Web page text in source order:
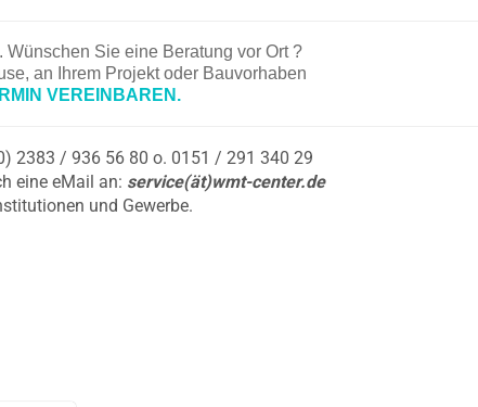
Sie eine Beratung vor Ort ?
an Ihrem Projekt oder Bauvorhaben
VEREINBAREN.
2383 / 936 56 80 o. 0151 / 291 340 29
eine eMail an: service(ät)wmt-center.de
und Gewerbe.